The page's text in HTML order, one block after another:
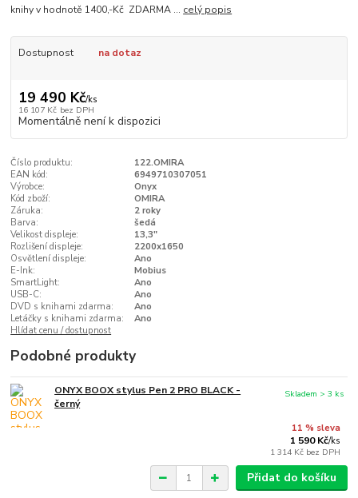
knihy v hodnotě 1400,-Kč ZDARMA ... celý popis
Dostupnost na dotaz
19 490 Kč/ks
16 107 Kč bez DPH
Momentálně není k dispozici
Číslo produktu:
122.OMIRA
EAN kód:
6949710307051
Výrobce:
Onyx
Kód zboží:
OMIRA
Záruka:
2 roky
Barva:
šedá
Velikost displeje:
13,3"
Rozlišení displeje:
2200x1650
Osvětlení displeje:
Ano
E-Ink:
Mobius
SmartLight:
Ano
USB-C:
Ano
DVD s knihami zdarma:
Ano
Letáčky s knihami zdarma:
Ano
Hlídat cenu / dostupnost
Podobné produkty
ONYX BOOX stylus Pen 2 PRO BLACK -
černý
11 % sleva
1 590 Kč/ks
1 314 Kč bez DPH
Skladem > 3 ks
Přidat do košíku